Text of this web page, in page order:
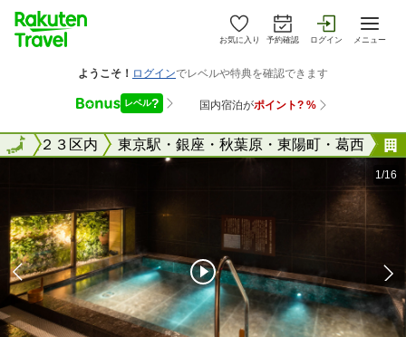
お気に入り 予約確認 ログイン メニュー
東京２３区内 東京駅・銀座・秋葉原・東陽町・葛西
全国
1/16